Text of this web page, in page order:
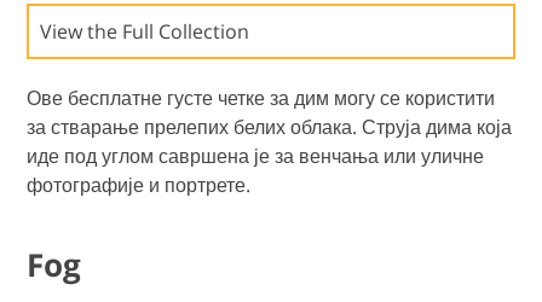
View the Full Collection
Ове бесплатне густе четке за дим могу се користити
за стварање прелепих белих облака. Струја дима која
иде под углом савршена је за венчања или уличне
фотографије и портрете.
Fog